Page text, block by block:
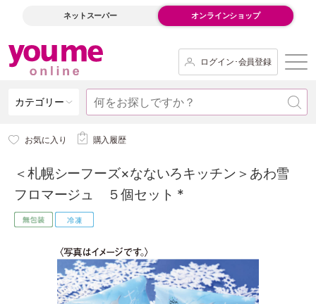
ネットスーパー オンラインショップ
ログイン･会員登録
カテゴリー
お気に入り 購入履歴
＜札幌シーフーズ×なないろキッチン＞あわ雪
フロマージュ ５個セット *